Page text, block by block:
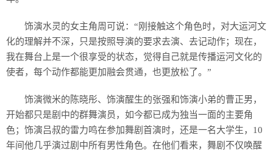
饰演水灵的女主角周可说：“刚接触这个角色时，对大运河文
化的理解并不深，只是按照导演的要求去演、去记动作；现在，
我在舞台上是一个很享受的状态，觉得自己就是传播运河文化的
使者，每个动作都能更加融会贯通，也更放松了。”
饰演微米的陈晓彤、饰演醒生的张强和饰演小弟的曹正男，
开始都只是剧中的群舞演员，如今都已成为独当一面的主要角
色；饰演吕叔的雷力鸣在参加舞剧首演时，还是一名大学生，10
年间他几乎演过剧中所有男性角色。在他们看来，舞剧不仅唤醒